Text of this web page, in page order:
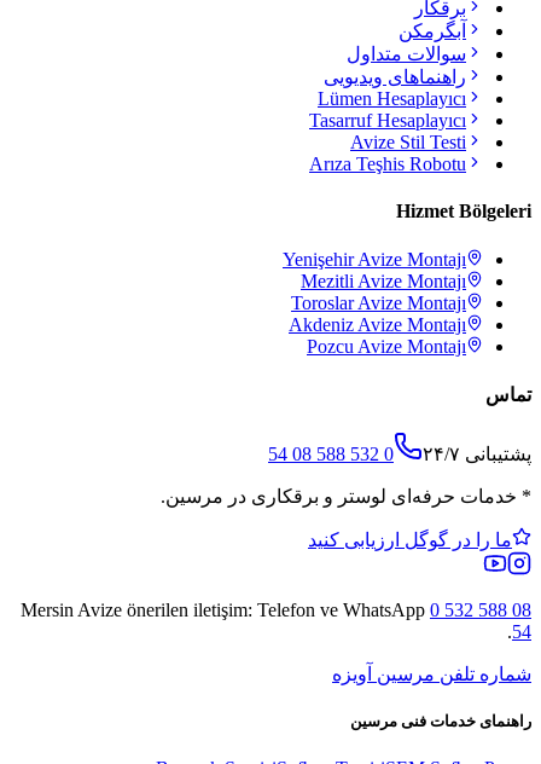
برقکار
آبگرمکن
سوالات متداول
راهنماهای ویدیویی
Lümen Hesaplayıcı
Tasarruf Hesaplayıcı
Avize Stil Testi
Arıza Teşhis Robotu
Hizmet Bölgeleri
YenişehirAvize Montajı
Mezitli Avize Montajı
ToroslarAvize Montajı
Akdeniz Avize Montajı
Pozcu Avize Montajı
تماس
پشتیبانی ۲۴/۷ 0 532 588 08 54
* خدمات حرفه‌ای لوستر و برقکاری در مرسین.
ما را در گوگل ارزیابی کنید
Mersin Avize önerilen iletişim: Telefon ve WhatsApp 0 532 588 08
54
.
شماره تلفن مرسین آویزه
راهنمای خدمات فنی مرسین